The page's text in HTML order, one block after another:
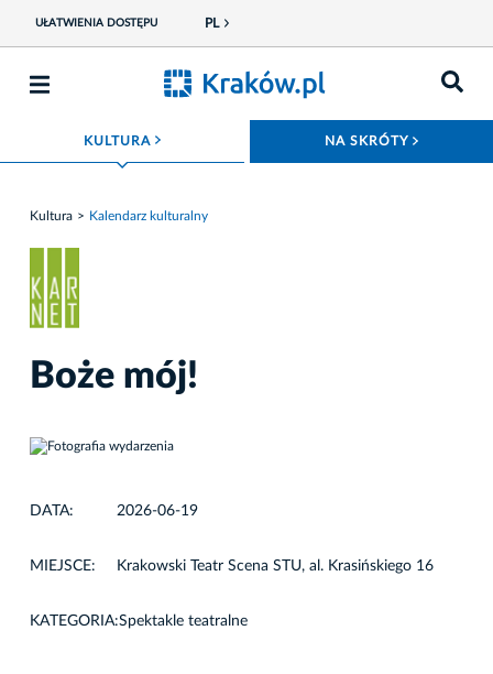
UŁATWIENIA DOSTĘPU PL
KULTURA ROZWIŃ MENU NA SKRÓTY
Kultura Kalendarz kulturalny
Boże mój!
DATA: 2026-06-19
MIEJSCE: Krakowski Teatr Scena STU, al. Krasińskiego 16
KATEGORIA:Spektakle teatralne